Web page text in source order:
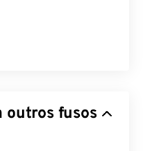
outros fusos